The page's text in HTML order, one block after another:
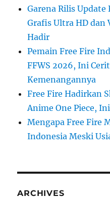
Garena Rilis
Grafis Ultra HD dan
Hadir
Pemain Free Fire
FFWS 2026, Ini
Kemenangannya
Free Fire Hadirkan
Anime One Piece,
Mengapa Free Fire
Indonesia Meski
ARCHIVES